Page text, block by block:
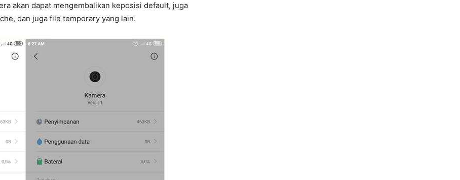
akan dapat mengembalikan keposisi default, juga
dan juga file temporary yang lain.